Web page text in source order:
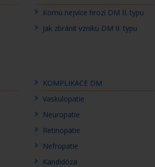
Komu nejvíce hrozí DM II. typu
Jak zbránit vzniku DM II. typu
KOMPLIKACE DM
Vaskulopatie
Neuropatie
Retinopatie
Nefropatie
Kandidóza